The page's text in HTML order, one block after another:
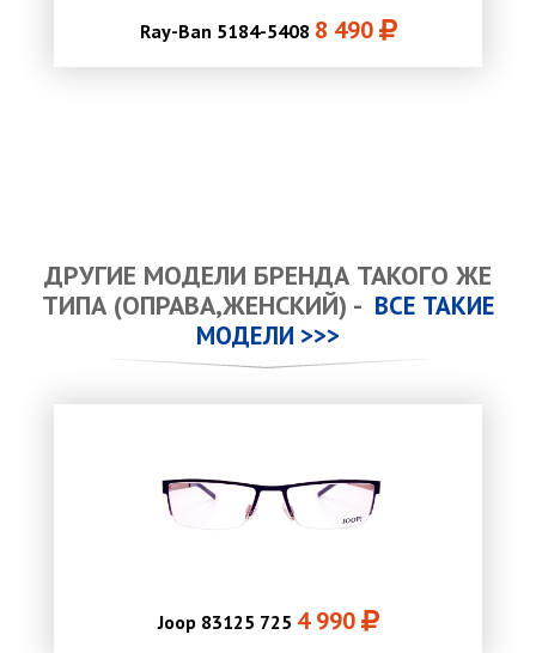
Ray-Ban 5184-5408 8 490
ДРУГИЕ МОДЕЛИ БРЕНДА ТАКОГО ЖЕ
ТИПА (ОПРАВА,ЖЕНСКИЙ) - ВСЕ ТАКИЕ
МОДЕЛИ >>>
Joop 83125 725 4 990